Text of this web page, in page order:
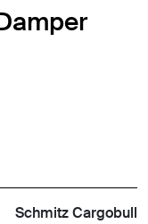
Schmitz Cargobull